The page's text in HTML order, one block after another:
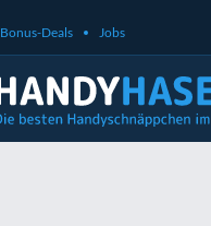
Bonus-Deals Jobs